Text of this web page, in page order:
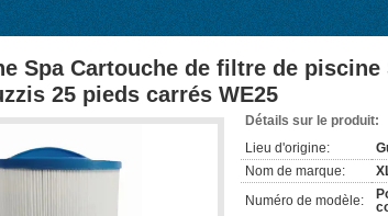
Spa Cartouche de filtre de piscine
25 pieds carrés WE25
Détails sur le produit:
Lieu d'origine:
Nom de marque:
Numéro de modèle: